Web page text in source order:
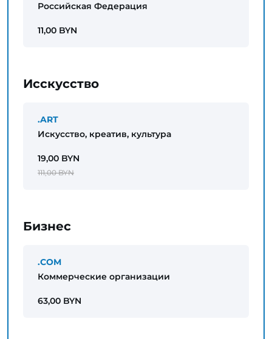
Российская Федерация
11,00 BYN
Исскусство
.ART
Искусство, креатив, культура
19,00 BYN
111,00 BYN
Бизнес
.COM
Коммерческие организации
63,00 BYN